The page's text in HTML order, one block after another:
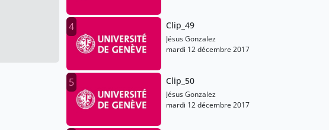
4 Clip_49
Jésus Gonzalez
mardi 12 décembre 2017
5 Clip_50
Jésus Gonzalez
mardi 12 décembre 2017